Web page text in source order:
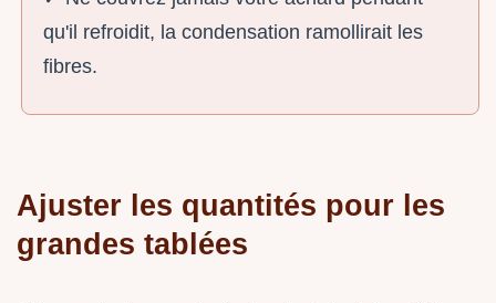
qu'il refroidit, la condensation ramollirait les
fibres.
Ajuster les quantités pour les
grandes tablées